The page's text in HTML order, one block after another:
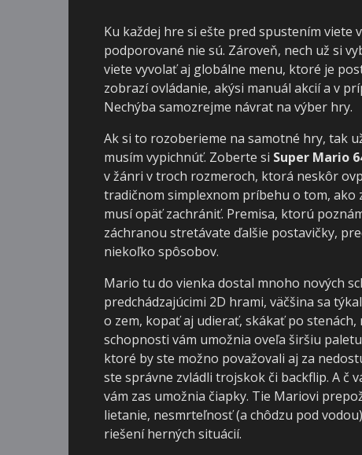
Ku každej hre si ešte pred spustením
podporované nie sú. Zároveň, nech už si
viete vyvolať aj globálne menu, ktoré je
zobrazí ovládanie, akýsi manuál akcií a v
Nechýba samozrejme návrat na výber hry.
Ak si to rozoberieme na samotné hry, tak
musím vypichnúť. Zoberte si Super Mario
v žánri v troch rozmeroch, ktorá neskôr
tradičnom simplexnom príbehu o tom, ako
musí opäť zachrániť. Premisa, ktorú
záchranou stretávate ďalšie postavičky,
niekoľko spôsobov.
Mario tu do vienka dostal mnoho nových
predchádzajúcimi 2D hrami, väčšina sa
o zem, kopať aj udierať, skákať po
schopnosti vám umožnia oveľa širšiu
ktoré by ste možno považovali aj za
ste správne zvládli trojskok či backflip. A č
vám zas umožnia čiapky. Tie Mariovi
lietanie, nesmrteľnosť (a chôdzu pod
riešení herných situácií.